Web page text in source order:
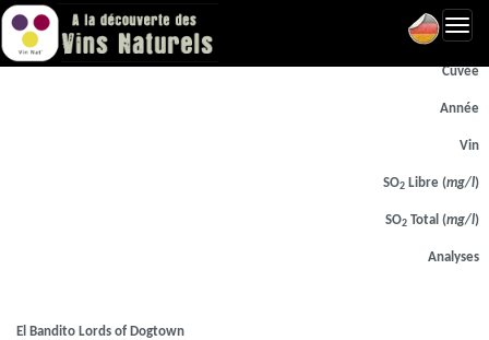
Laboratoire d'analyse
Cuvée
Année
Vin
SO2 Libre (mg/l)
SO2 Total (mg/l)
Analyses
El Bandito Lords of Dogtown